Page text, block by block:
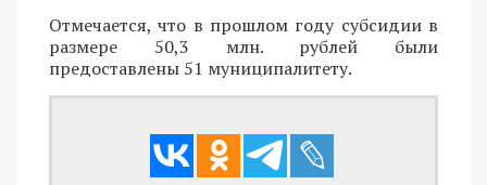
Отмечается, что в прошлом году субсидии в
размере 50,3 млн. рублей были
предоставлены 51 муниципалитету.